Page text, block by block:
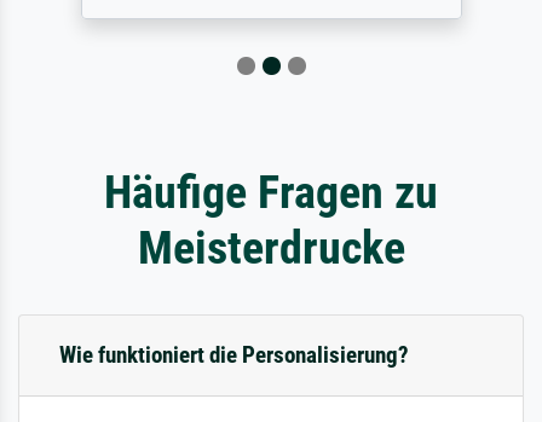
Häufige Fragen zu
Meisterdrucke
Wie funktioniert die Personalisierung?